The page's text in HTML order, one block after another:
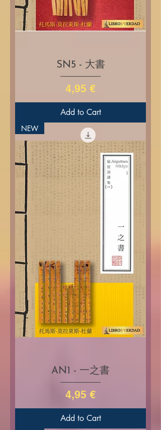
SN5 - 大書
Price
4,95 €
Add to Cart
NEW
AN1 - 一之書
Price
4,95 €
Add to Cart